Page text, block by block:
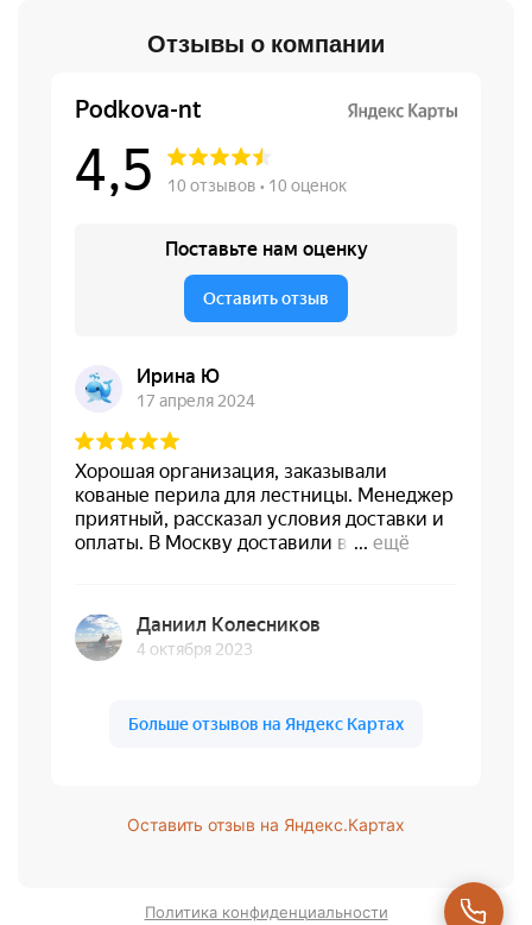
Отзывы о компании
Оставить отзыв на Яндекс.Картах
Политика конфиденциальности